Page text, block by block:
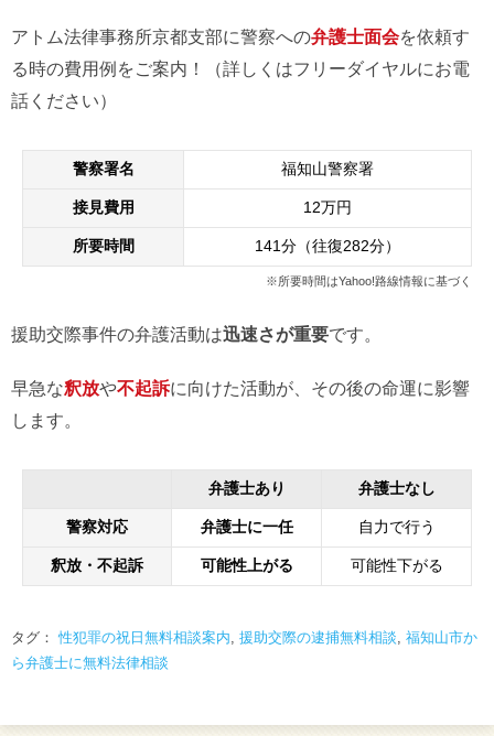
アトム法律事務所京都支部に警察への弁護士面会を依頼す
る時の費用例をご案内！（詳しくはフリーダイヤルにお電
話ください）
警察署名 福知山警察署
接見費用 12万円
所要時間 141分（往復282分）
※所要時間はYahoo!路線情報に基づく
援助交際事件の弁護活動は迅速さが重要です。
早急な釈放や不起訴に向けた活動が、その後の命運に影響
します。
弁護士あり 弁護士なし
警察対応 弁護士に一任 自力で行う
釈放・不起訴 可能性上がる 可能性下がる
タグ：性犯罪の祝日無料相談案内 援助交際の逮捕無料相談 福知山市か
ら弁護士に無料法律相談